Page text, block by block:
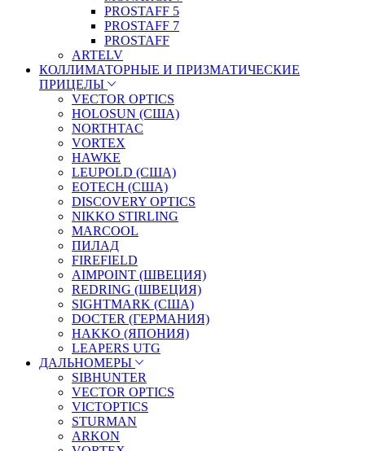
PROSTAFF 5
PROSTAFF 7
PROSTAFF
ARTELV
КОЛЛИМАТОРНЫЕ И ПРИЗМАТИЧЕСКИЕ
ПРИЦЕЛЫ
VECTOR OPTICS
HOLOSUN (США)
NORTHTAC
VORTEX
HAWKE
LEUPOLD (США)
EOTECH (США)
DISCOVERY OPTICS
NIKKO STIRLING
MARCOOL
ПИЛАД
FIREFIELD
AIMPOINT (ШВЕЦИЯ)
REDRING (ШВЕЦИЯ)
SIGHTMARK (США)
DOCTER (ГЕРМАНИЯ)
HAKKO (ЯПОНИЯ)
LEAPERS UTG
ДАЛЬНОМЕРЫ
SIBHUNTER
VECTOR OPTICS
VICTOPTICS
STURMAN
ARKON